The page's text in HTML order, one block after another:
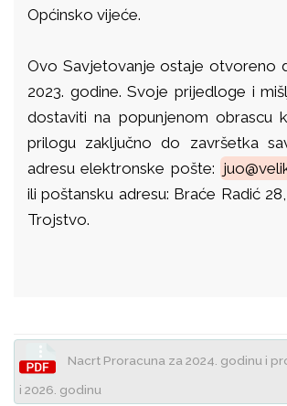
Općinsko vijeće.
Ovo Savjetovanje ostaje otvoreno
2023. godine. Svoje prijedloge i
dostaviti na popunjenom obrascu
prilogu zaključno do završetka
adresu elektronske pošte:
ili poštansku adresu: Braće Radić
Trojstvo.
Nacrt Proracuna za 2024. godinu i
i 2026. godinu